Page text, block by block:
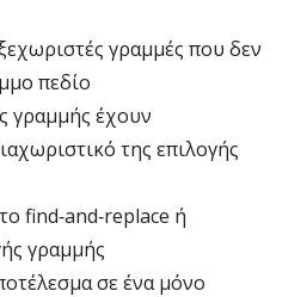
γραμμές που δεν
πεδίο
γραμμής έχουν
της επιλογής
find‑and‑replace ή
γραμμής
σε ένα μόνο